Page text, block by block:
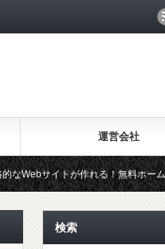
運営会社
が作れる！無料ホームページ作成ツ
検索